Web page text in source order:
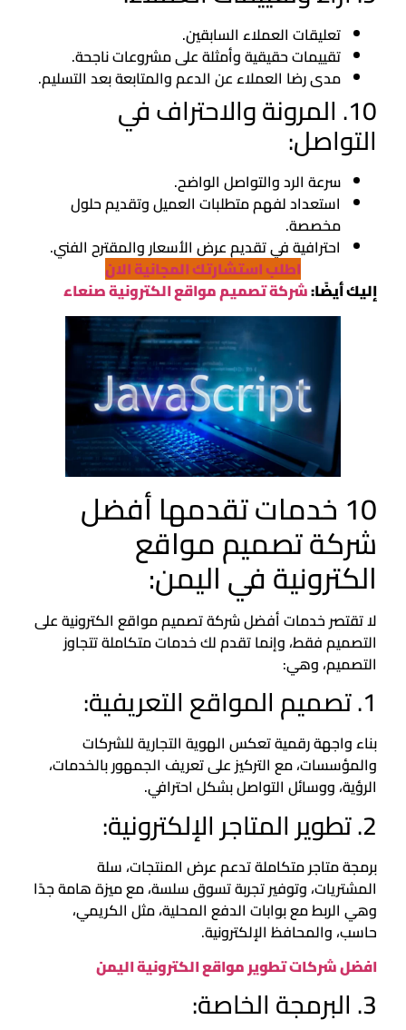
تعليقات العملاء السابقين.
تقييمات حقيقية وأمثلة على مشروعات ناجحة.
مدى رضا العملاء عن الدعم والمتابعة بعد التسليم.
10. المرونة والاحتراف في
التواصل:
سرعة الرد والتواصل الواضح.
استعداد لفهم متطلبات العميل وتقديم حلول
مخصصة.
احترافية في تقديم عرض الأسعار والمقترح الفني.
اطلب استشارتك المجانية الان
إليك أيضًا:شركة تصميم مواقع الكترونية صنعاء
10 خدمات تقدمها أفضل
شركة تصميم مواقع
الكترونية في اليمن:
لا تقتصر خدمات أفضل شركة تصميم مواقع الكترونية على
التصميم فقط، وإنما تقدم لك خدمات متكاملة تتجاوز
التصميم، وهي:
1. تصميم المواقع التعريفية:
بناء واجهة رقمية تعكس الهوية التجارية للشركات
والمؤسسات، مع التركيز على تعريف الجمهور بالخدمات،
الرؤية، ووسائل التواصل بشكل احترافي.
2. تطوير المتاجر الإلكترونية:
برمجة متاجر متكاملة تدعم عرض المنتجات، سلة
المشتريات، وتوفير تجربة تسوق سلسة، مع ميزة هامة جدًا
وهي الربط مع بوابات الدفع المحلية، مثل الكريمي،
حاسب، والمحافظ الإلكترونية.
افضل شركات تطوير مواقع الكترونية اليمن
3. البرمجة الخاصة: